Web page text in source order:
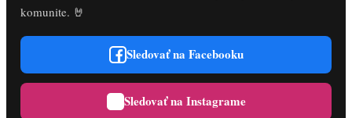
komunite. 🤘
Sledovať na Facebooku
Sledovať na Instagrame